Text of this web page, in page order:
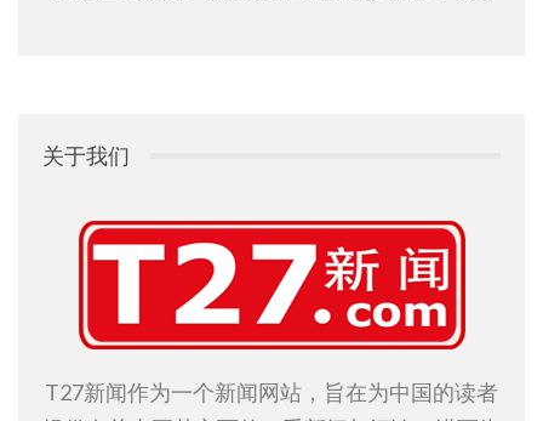
关于我们
T27新闻作为一个新闻网站，旨在为中国的读者